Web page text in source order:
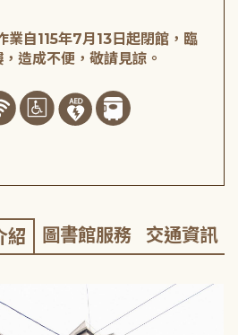
業自115年7月13日起閉館，臨
造成不便，敬請見諒。
紹 圖書館服務 交通資訊